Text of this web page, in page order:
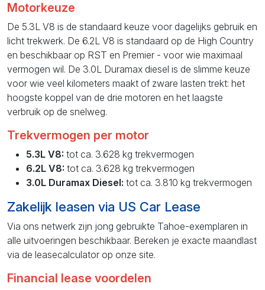
Motorkeuze
De 5.3L V8 is de standaard keuze voor dagelijks gebruik en
licht trekwerk. De 6.2L V8 is standaard op de High Country
en beschikbaar op RST en Premier - voor wie maximaal
vermogen wil. De 3.0L Duramax diesel is de slimme keuze
voor wie veel kilometers maakt of zware lasten trekt: het
hoogste koppel van de drie motoren en het laagste
verbruik op de snelweg.
Trekvermogen per motor
5.3L V8: tot ca. 3.628 kg trekvermogen
6.2L V8: tot ca. 3.628 kg trekvermogen
3.0L Duramax Diesel: tot ca. 3.810 kg trekvermogen
Zakelijk leasen via US Car Lease
Via ons netwerk zijn jong gebruikte Tahoe-exemplaren in
alle uitvoeringen beschikbaar. Bereken je exacte maandlast
via de leasecalculator op onze site.
Financial lease voordelen